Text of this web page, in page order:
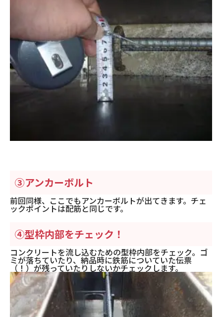
③アンカーボルト
前回同様、ここでもアンカーボルトが出てきます。チェ
ックポイントは配筋と同じです。
④型枠内部をチェック！
コンクリートを流し込むための型枠内部をチェック。ゴ
ミが落ちていたり、納品時に鉄筋についていた伝票
（！）が残っていたりしないかチェックします。